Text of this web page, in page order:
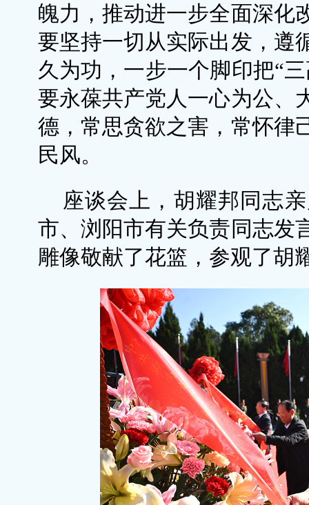
魄力，推动进一步全面深化
要坚持一切从实际出发，遵
久为功，一步一个脚印把“
要永葆共产党人一心为公、
德，常思贪欲之害，常怀律
民风。
座谈会上，胡耀邦同志
市、浏阳市有关负责同志发
雕像敬献了花篮，参观了胡